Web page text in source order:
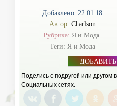
Добавлено: 22.01.18
Автор: Charlson
Рубрика: Я и Мода.
Теги: Я и Мода
ДОБАВИТЬ
Поделись с подругой или другом в
Социальных сетях.